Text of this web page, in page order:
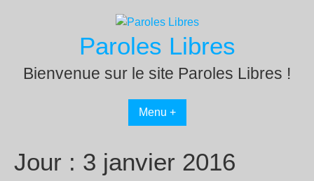
Paroles Libres
Bienvenue sur le site Paroles Libres !
Menu +
Jour : 3 janvier 2016